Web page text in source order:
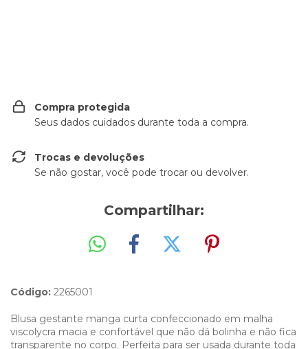
Compra protegida
Seus dados cuidados durante toda a compra.
Trocas e devoluções
Se não gostar, você pode trocar ou devolver.
Compartilhar:
Código: 2265001
Blusa gestante manga curta confeccionado em malha
viscolycra macia e confortável que não dá bolinha e não fica
transparente no corpo. Perfeita para ser usada durante toda